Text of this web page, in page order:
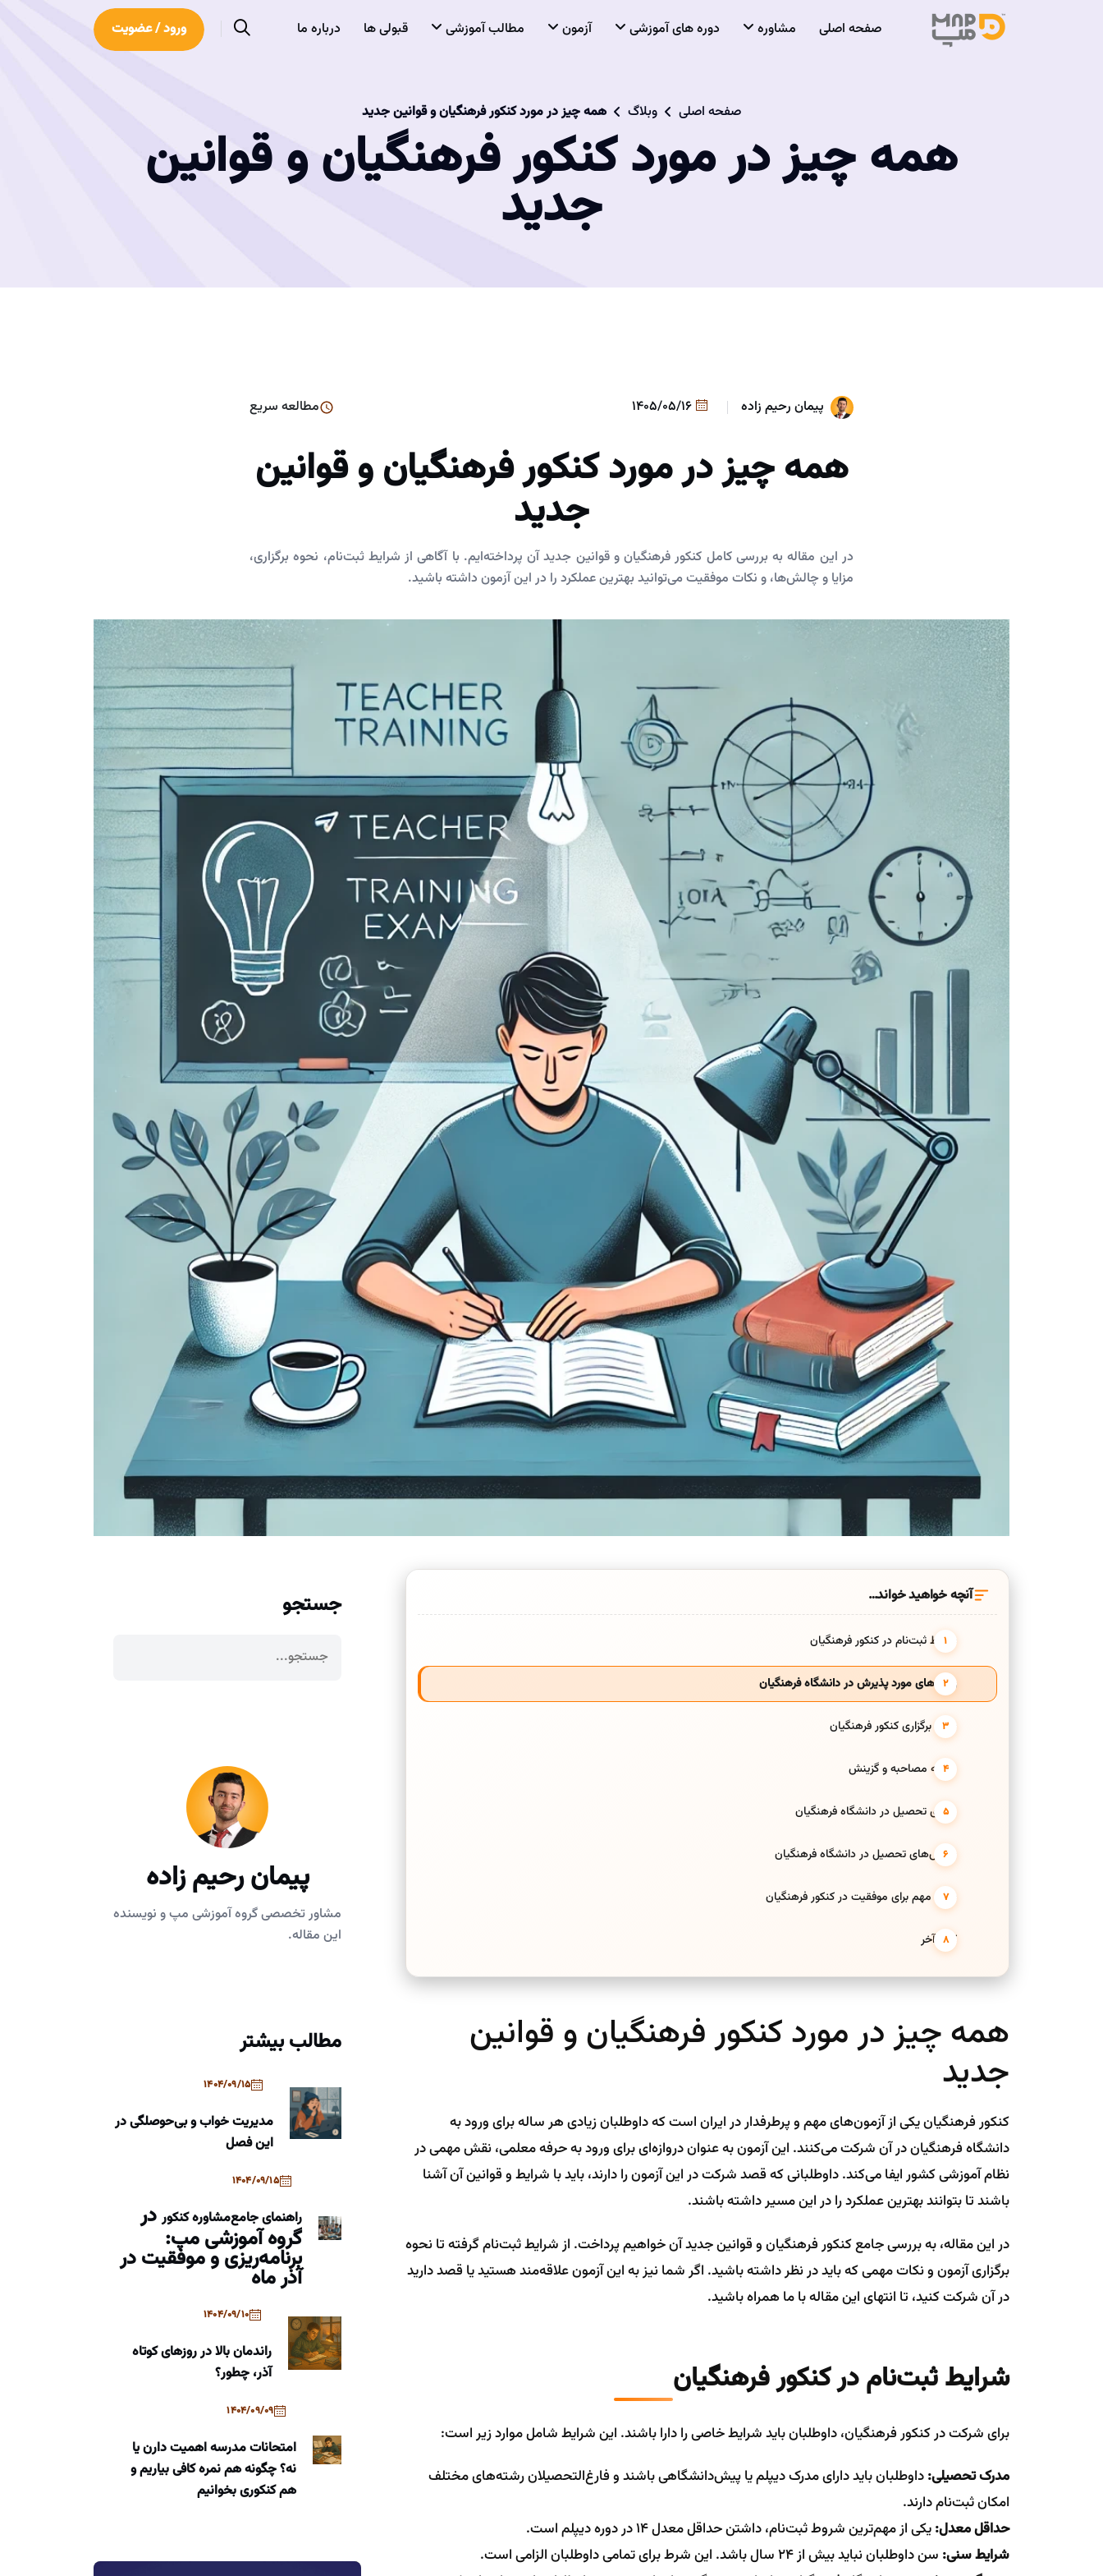
صفحه اصلی مشاوره دوره های آموزشی آزمون مطالب آموزشی قبولی ها درباره ما ورود / عضویت
صفحه اصلی وبلاگ همه چیز در مورد کنکور فرهنگیان و قوانین جدید
همه چیز در مورد کنکور فرهنگیان و قوانین
جدید
پیمان رحیم زاده مطالعه سریع
همه چیز در مورد کنکور فرهنگیان و قوانین
جدید
در این مقاله به بررسی کامل کنکور فرهنگیان و قوانین جدید آن پرداخته‌ایم. با آگاهی از شرایط ثبت‌نام، نحوه برگزاری،
مزایا و چالش‌ها، و نکات موفقیت می‌توانید بهترین عملکرد را در این آزمون داشته باشید.
آنچه خواهید خواند…
شرایط ثبت‌نام در کنکور فرهنگیان
رشته‌های مورد پذیرش در دانشگاه فرهنگیان
نحوه برگزاری کنکور فرهنگیان
مرحله مصاحبه و گزینش
مزایای تحصیل در دانشگاه فرهنگیان
چالش‌های تحصیل در دانشگاه فرهنگیان
نکات مهم برای موفقیت در کنکور فرهنگیان
کلام آخر
همه چیز در مورد کنکور فرهنگیان و قوانین
جدید
کنکور فرهنگیان یکی از آزمون‌های مهم و پرطرفدار در ایران است که داوطلبان زیادی هر ساله برای ورود به
دانشگاه فرهنگیان در آن شرکت می‌کنند. این آزمون به عنوان دروازه‌ای برای ورود به حرفه معلمی، نقش مهمی در
نظام آموزشی کشور ایفا می‌کند. داوطلبانی که قصد شرکت در این آزمون را دارند، باید با شرایط و قوانین آن آشنا
باشند تا بتوانند بهترین عملکرد را در این مسیر داشته باشند.
در این مقاله، به بررسی جامع کنکور فرهنگیان و قوانین جدید آن خواهیم پرداخت. از شرایط ثبت‌نام گرفته تا نحوه
برگزاری آزمون و نکات مهمی که باید در نظر داشته باشید. اگر شما نیز به این آزمون علاقه‌مند هستید یا قصد دارید
در آن شرکت کنید، تا انتهای این مقاله با ما همراه باشید.
شرایط ثبت‌نام در کنکور فرهنگیان
برای شرکت در کنکور فرهنگیان، داوطلبان باید شرایط خاصی را دارا باشند. این شرایط شامل موارد زیر است:
مدرک تحصیلی:داوطلبان باید دارای مدرک دیپلم یا پیش‌دانشگاهی باشند و فارغ‌التحصیلان رشته‌های مختلف
امکان ثبت‌نام دارند.
حداقل معدل:یکی از مهم‌ترین شروط ثبت‌نام، داشتن حداقل معدل 14 در دوره دیپلم است.
شرایط سنی: سن داوطلبان نباید بیش از 24 سال باشد. این شرط برای تمامی داوطلبان الزامی است.
جستجو
پیمان رحیم زاده
مشاور تخصصی گروه آموزشی مپ و نویسنده
این مقاله.
مطالب بیشتر
1404/09/15
مدیریت خواب و بی‌حوصلگی در
این فصل
1404/09/15
راهنمای جامعمشاوره کنکوردر
گروه آموزشی مپ:
برنامه‌ریزی و موفقیت در
آذر ماه
1404/09/10
راندمان بالا در روزهای کوتاه
آذر، چطور؟
1404/09/09
امتحانات مدرسه اهمیت دارن یا
نه؟ چگونه هم نمره کافی بیاریم و
هم کنکوری بخوانیم